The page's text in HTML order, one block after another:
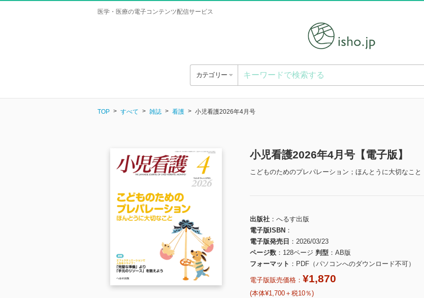
医学・医療の電子コンテンツ配信サービス
カテゴリー
TOP すべて 雑誌 看護 小児看護2026年4月号
小児看護2026年4月号【電子版】
こどものためのプレパレーション；ほんとうに大切なこと
出版社
へるす出版
電子版ISBN
電子版発売日
2026/03/23
ページ数
128ページ 判型
AB版
フォーマット
PDF（パソコンへのダウンロード不可）
電子版販売価格： ¥1,870
(本体¥1,700＋税10％)